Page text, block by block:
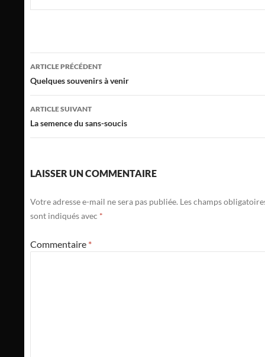
Navigation
des
articles
ARTICLE PRÉCÉDENT
Quelques souvenirs à venir
ARTICLE SUIVANT
La semence du sans-soucis
LAISSER UN COMMENTAIRE
Votre adresse e-mail ne sera pas publiée. Les champs
sont indiqués avec *
Commentaire *